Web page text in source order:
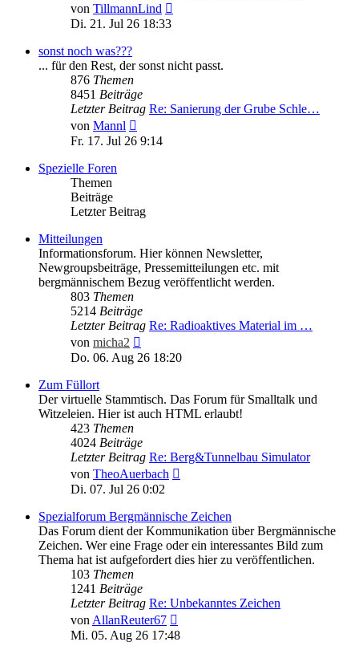
von TillmannLind
Di. 21. Jul 26 18:33
sonst noch was???
... für den Rest, der sonst nicht passt.
876 Themen
8451 Beiträge
Letzter Beitrag Re: Sanierung der Grube Schle…
von Mannl
Beitrag
Fr. 17. Jul 26 9:14
Spezielle Foren
Themen
Beiträge
Letzter Beitrag
Mitteilungen
Informationsforum. Hier können Newsletter,
Newgroupsbeiträge, Pressemitteilungen etc. mit
bergmännischem Bezug veröffentlicht werden.
803 Themen
5214 Beiträge
Letzter Beitrag Re: Radioaktives Material im …
von micha2
Beitrag
Do. 06. Aug 26 18:20
Zum Füllort
Der virtuelle Stammtisch. Das Forum für Smalltalk und
Witzeleien. Hier ist auch HTML erlaubt!
423 Themen
4024 Beiträge
Letzter Beitrag Re: Berg&Tunnelbau Simulator
von TheoAuerbach
Di. 07. Jul 26 0:02
Spezialforum Bergmännische Zeichen
Das Forum dient der Kommunikation über Bergmännische
Zeichen. Wer eine Frage oder ein interessantes Bild zum
Thema hat ist aufgefordert dies hier zu veröffentlichen.
103 Themen
1241 Beiträge
Letzter Beitrag Re: Unbekanntes Zeichen
von AllanReuter67
Beitrag
Mi. 05. Aug 26 17:48